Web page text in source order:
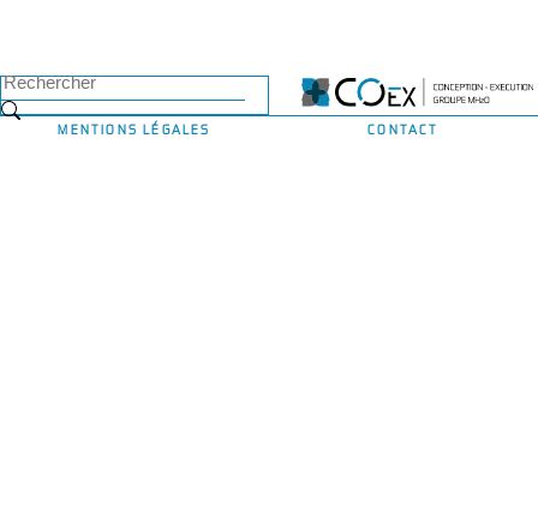
MENTIONS LÉGALES CONTACT